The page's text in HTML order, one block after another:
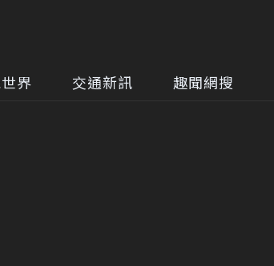
界 交通新訊 趣聞網搜